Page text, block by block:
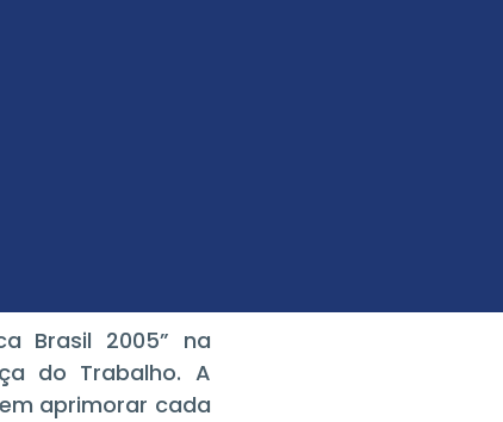
Brasil 2005” na
do Trabalho. A
aprimorar cada